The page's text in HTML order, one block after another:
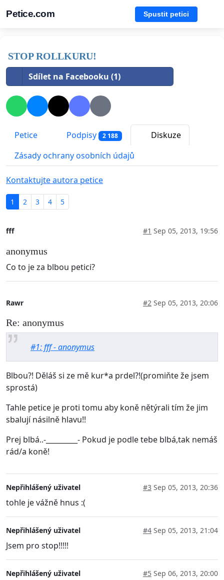
Petice.com Spustit petici
STOP ROLLKURU!
Sdílet na Facebooku (1)
Petice Podpisy 2 188
Diskuze
Zásady ochrany osobních údajů
Kontaktujte autora petice
1 2 3 4 5
fff #1 Sep 05, 2013, 19:56
anonymus
Co to je za blbou petici?
Rawr #2 Sep 05, 2013, 20:06
Re: anonymus
#1: fff - anonymus
Blbou?! Děláš si ze mě kur*a prdel?!(promiňte že jsem
sprostá)
Tahle petice je proti tomu aby koně nětýrali tím že jim
sbalují násilně hlavu!!
Prej blbá..-_________- Pokud je podle tebe blbá,tak nemáš
rád/a koně!
Nepřihlášený uživatel #3 Sep 05, 2013, 20:36
tohle je vážně hnus :(
Nepřihlášený uživatel #4 Sep 05, 2013, 21:04
Jsem pro stop!!!!!
Nepřihlášený uživatel #5 Sep 06, 2013, 20:00